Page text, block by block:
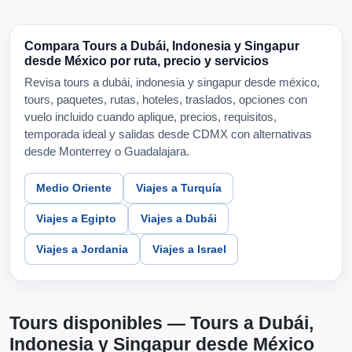
Compara Tours a Dubái, Indonesia y Singapur
desde México por ruta, precio y servicios
Revisa tours a dubái, indonesia y singapur desde méxico,
tours, paquetes, rutas, hoteles, traslados, opciones con
vuelo incluido cuando aplique, precios, requisitos,
temporada ideal y salidas desde CDMX con alternativas
desde Monterrey o Guadalajara.
Medio Oriente Viajes a Turquía
Viajes a Egipto Viajes a Dubái
Viajes a Jordania Viajes a Israel
Tours disponibles — Tours a Dubái,
Indonesia y Singapur desde México